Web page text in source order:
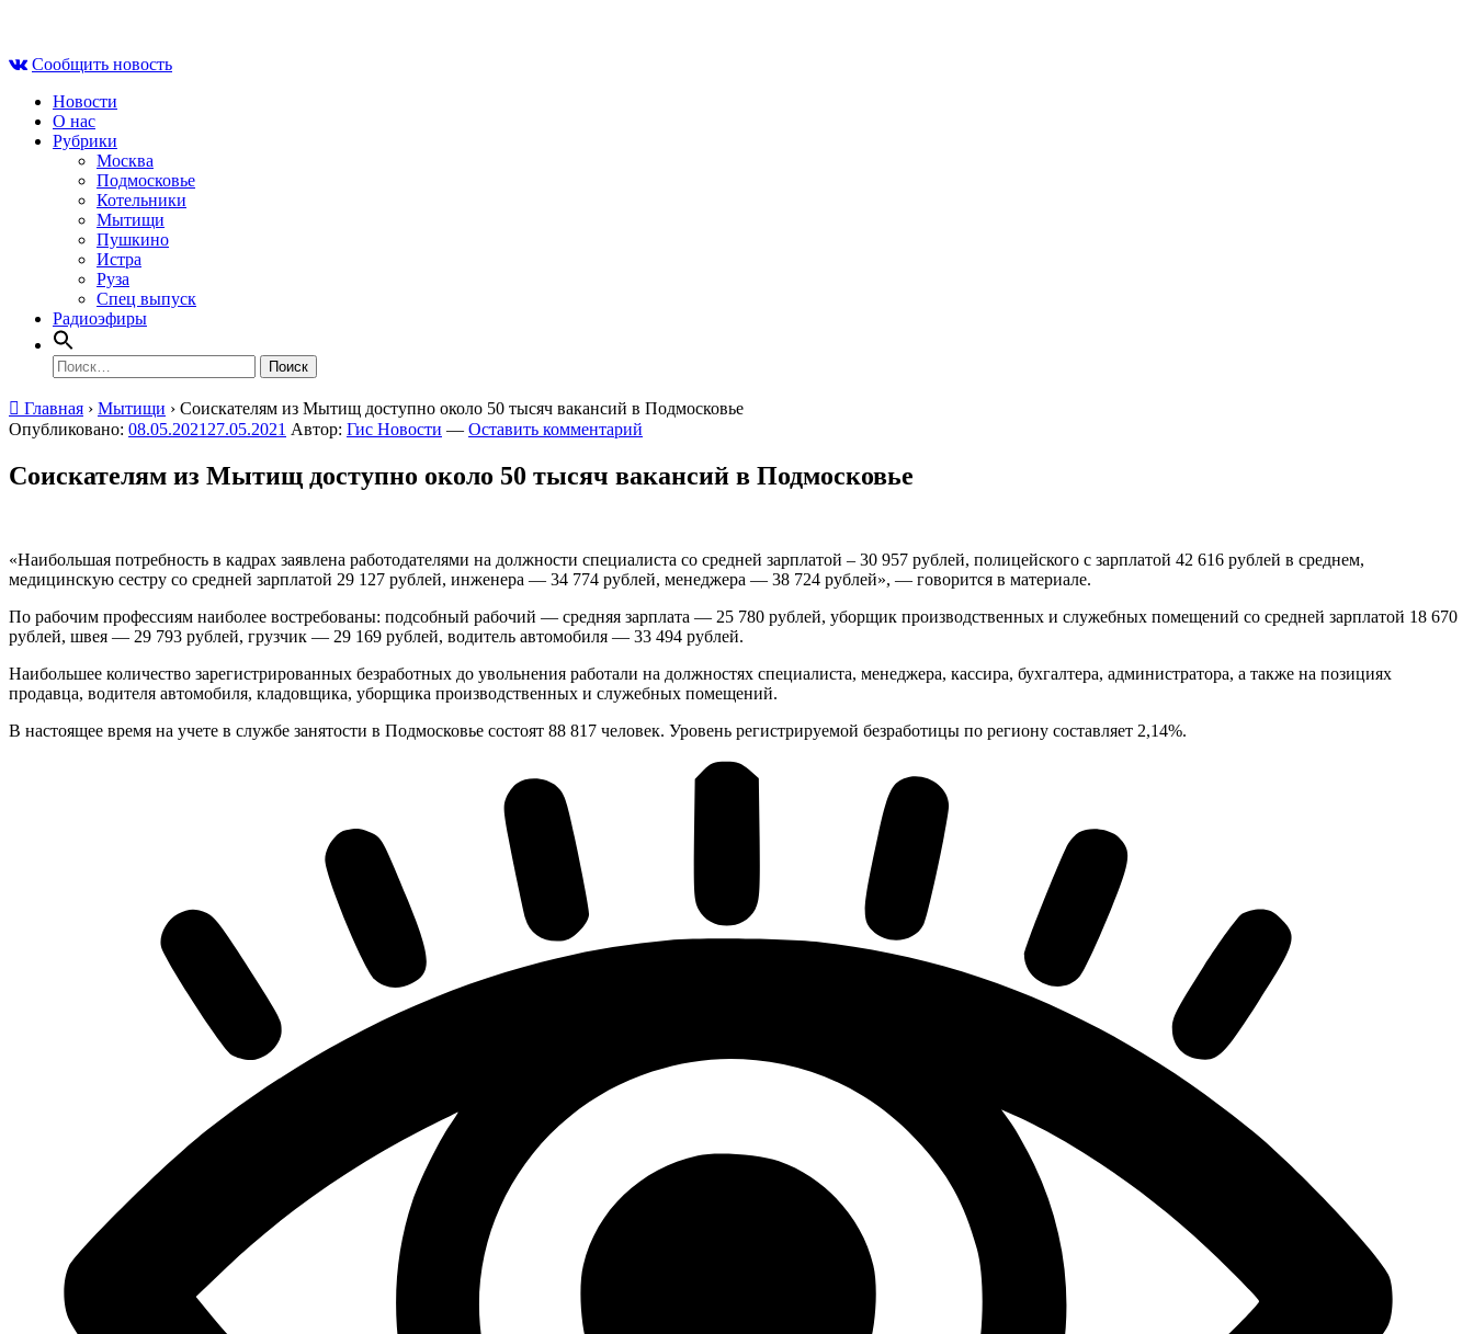
contentСообщить новость
Новости
О нас
Рубрики
Москва
Подмосковье
Котельники
Мытищи
Пушкино
Истра
Руза
Спец выпуск
Радиоэфиры
Найти:
Главная › Мытищи › Соискателям из Мытищ доступно около 50 тысяч вакансий в Подмосковье
Опубликовано: 08.05.2021 27.05.2021 Автор: Гис Новости — Оставить комментарий
Соискателям из Мытищ доступно около 50 тысяч вакансий в Подмосковье
«Наибольшая потребность в кадрах заявлена работодателями на должности специалиста со средней зарплатой – 30 957 рублей, полицейского с зарплатой 42 616 рублей в среднем,
медицинскую сестру со средней зарплатой 29 127 рублей, инженера — 34 774 рублей, менеджера — 38 724 рублей», — говорится в материале.
По рабочим профессиям наиболее востребованы: подсобный рабочий — средняя зарплата — 25 780 рублей, уборщик производственных и служебных помещений со средней зарплатой 18 670
рублей, швея — 29 793 рублей, грузчик — 29 169 рублей, водитель автомобиля — 33 494 рублей.
Наибольшее количество зарегистрированных безработных до увольнения работали на должностях специалиста, менеджера, кассира, бухгалтера, администратора, а также на позициях
продавца, водителя автомобиля, кладовщика, уборщика производственных и служебных помещений.
В настоящее время на учете в службе занятости в Подмосковье состоят 88 817 человек. Уровень регистрируемой безработицы по региону составляет 2,14%.